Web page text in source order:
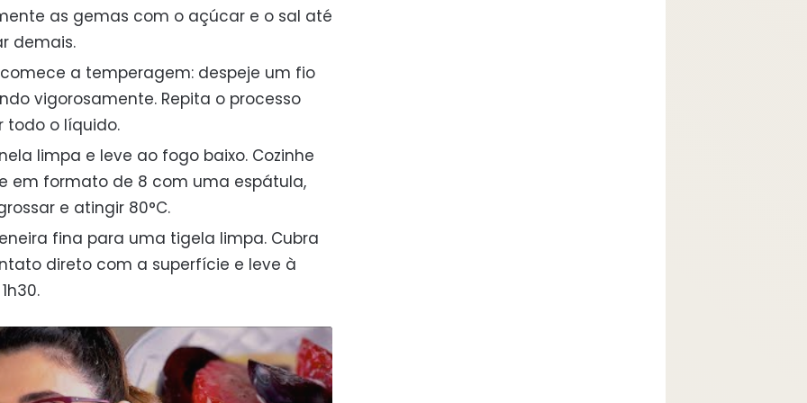
as gemas com o açúcar e o sal até
demais.
a temperagem: despeje um fio
vigorosamente. Repita o processo
todo o líquido.
limpa e leve ao fogo baixo. Cozinhe
em formato de 8 com uma espátula,
e atingir 80°C.
fina para uma tigela limpa. Cubra
direto com a superfície e leve à